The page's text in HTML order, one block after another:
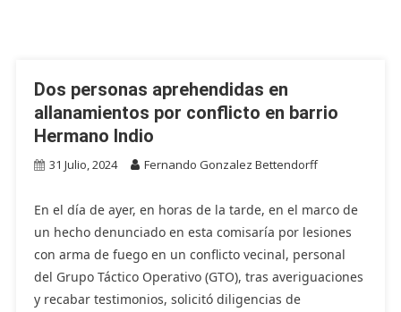
Dos personas aprehendidas en
allanamientos por conflicto en barrio
Hermano Indio
31 Julio, 2024 Fernando Gonzalez Bettendorff
En el día de ayer, en horas de la tarde, en el marco de
un hecho denunciado en esta comisaría por lesiones
con arma de fuego en un conflicto vecinal, personal
del Grupo Táctico Operativo (GTO), tras averiguaciones
y recabar testimonios, solicitó diligencias de